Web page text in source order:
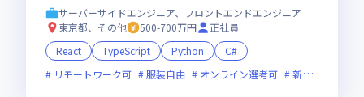
サーバーサイドエンジニア、フロントエンドエンジニア
東京都、その他
500-700万円
正社員
React
TypeScript Python
C#
リモートワーク可
服装自由 オンライン選考可 新規立ち上げ